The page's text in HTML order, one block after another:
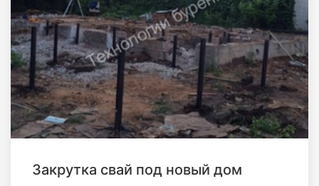
Закрутка свай под новый дом